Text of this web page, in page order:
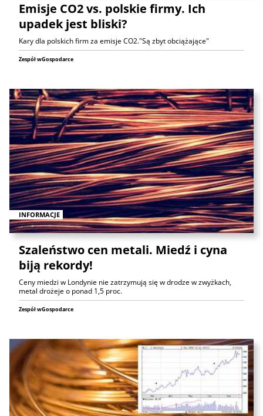
Emisje CO2 vs. polskie firmy. Ich
upadek jest bliski?
Kary dla polskich firm za emisje CO2."Są zbyt obciążające"
Zespół wGospodarce
INFORMACJE
Szaleństwo cen metali. Miedź i cyna
biją rekordy!
Ceny miedzi w Londynie nie zatrzymują się w drodze w zwyżkach,
metal drożeje o ponad 1,5 proc.
Zespół wGospodarce